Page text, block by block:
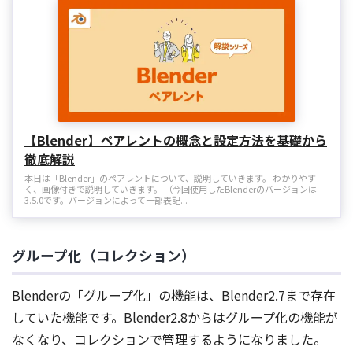
【Blender】ペアレントの概念と設定方法を基礎から
徹底解説
本日は「Blender」のペアレントについて、説明していきます。 わかりやす
く、画像付きで説明していきます。 （今回使用したBlenderのバージョンは
3.5.0です。バージョンによって一部表記...
グループ化（コレクション）
Blenderの「グループ化」の機能は、Blender2.7まで存在
していた機能です。Blender2.8からはグループ化の機能が
なくなり、コレクションで管理するようになりました。